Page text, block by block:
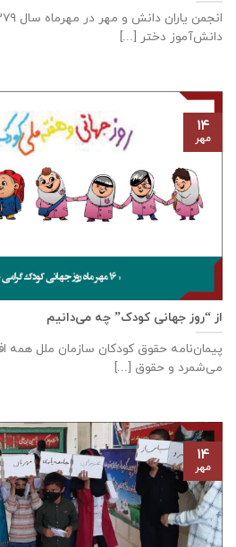
دانش‌آموز دختر [...]
از “روز جهانی کودک” چه می‌دانیم
می‌شمرد و حقوق [...]
۱۴
مهر
۱۴
مهر